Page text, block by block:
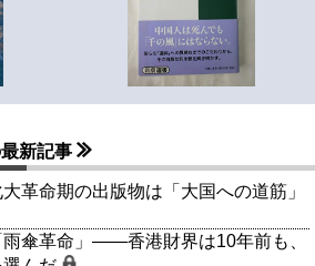
新記事
革命期の出版物は「大国への道筋」
傘革命」――香港財界は10年前も、